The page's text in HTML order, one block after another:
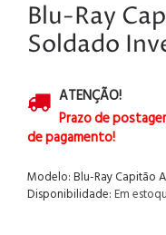
Blu-Ray
Soldado
ATENÇÃO!
Prazo de
de pagamento!
Modelo:Blu-Ray Capitão
Disponibilidade:Em